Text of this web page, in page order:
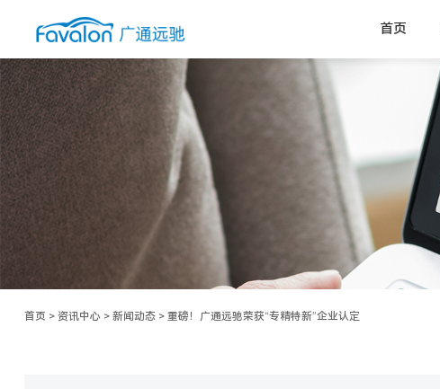
首页
首页 > 资讯中心 > 新闻动态> 重磅！广通远驰荣获“专精特新”企业认定